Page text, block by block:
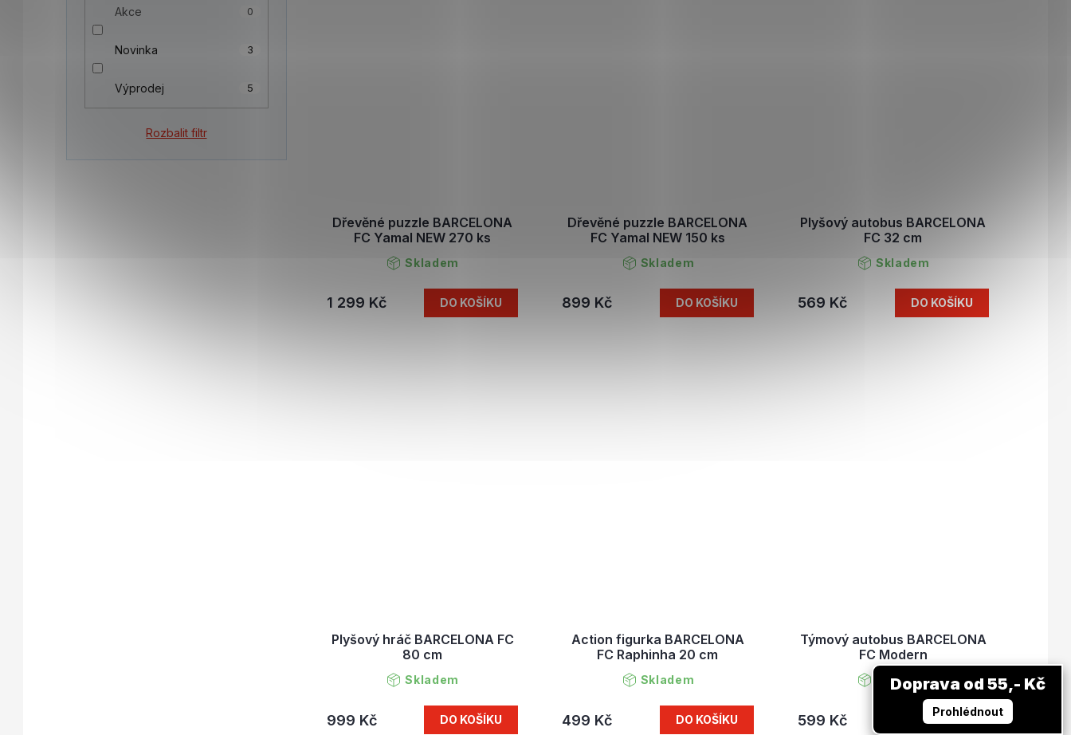
Akce 0
Novinka 3
Výprodej 5
Rozbalit filtr
Dřevěné puzzle BARCELONA
FC Yamal NEW 270 ks
Skladem
1 299 Kč DO KOŠÍKU
Dřevěné puzzle BARCELONA
FC Yamal NEW 150 ks
Skladem
899 Kč DO KOŠÍKU
Plyšový autobus BARCELONA
FC 32 cm
Skladem
569 Kč DO KOŠÍKU
Plyšový hráč BARCELONA FC
80 cm
Skladem
999 Kč DO KOŠÍKU
Action figurka BARCELONA
FC Raphinha 20 cm
Skladem
499 Kč DO KOŠÍKU
Týmový autobus BARCELONA
FC Modern
Skladem
599 Kč DO KOŠÍKU
Doprava od 55,- Kč
Prohlédnout